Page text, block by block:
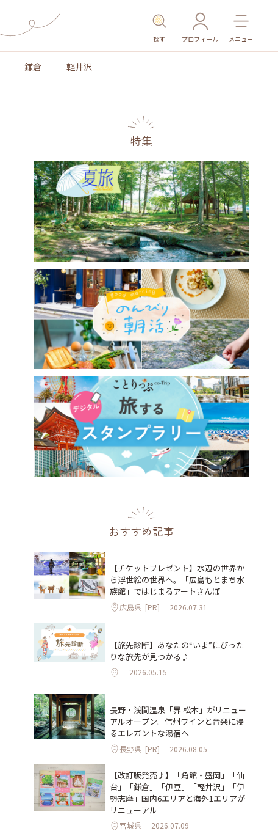
探す プロフィール メニュー
鎌倉 軽井沢
名所・旧跡 温泉・スパ その他施設 ごはん
特集
おすすめ記事
【チケットプレゼント】水辺の世界か
ら浮世絵の世界へ。「広島もとまち水
族館」ではじまるアートさんぽ
広島県 [PR] 2026.07.31
【旅先診断】あなたの“いま”にぴった
りな旅先が見つかる♪
2026.05.15
長野・浅間温泉「界 松本」がリニュー
アルオープン。信州ワインと音楽に浸
るエレガントな湯宿へ
長野県 [PR] 2026.08.05
【改訂版発売♪】「角館・盛岡」「仙
台」「鎌倉」「伊豆」「軽井沢」「伊
勢志摩」国内6エリアと海外1エリアが
リニューアル
宮城県 2026.07.09